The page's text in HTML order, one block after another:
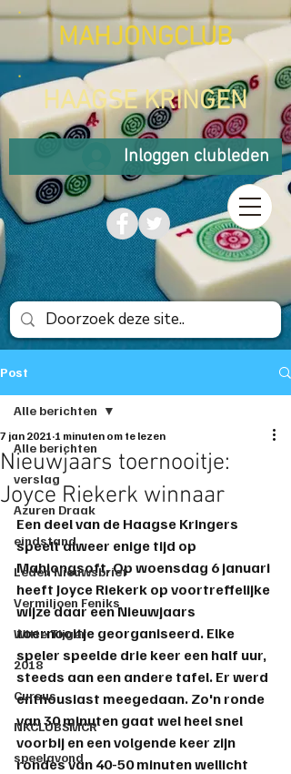
MAHJONGCLUB
HAAGSE KRINGEN
Inloggen clubleden
Post
Alle berichten
verslag
Azuren Draak
eindstand
Leden Nieuwsbrief
Vermiljoen Feniks
Witte Tijger
2018
Cursus
NKCLUBSMCR
speelavond
Alle berichten
Nieuwjaars toernooitje:
Joyce Riekerk winnaar
7 jan 2021 1 minuten om te lezen
Een deel van de Haagse Kringers
speelt alweer enige tijd op
Mahjongsoft. Op woensdag 6 januari
heeft Joyce Riekerk op voortreffelijke
wijze daar een Nieuwjaars
toernooitje georganiseerd. Elke
speler speelde drie keer een half uur,
steeds aan een andere tafel. Er werd
enthousiast meegedaan. Zo'n ronde
van 30 minuten gaat wel heel snel
voorbij en een volgende keer zijn
rondes van 40-50 minuten wellicht